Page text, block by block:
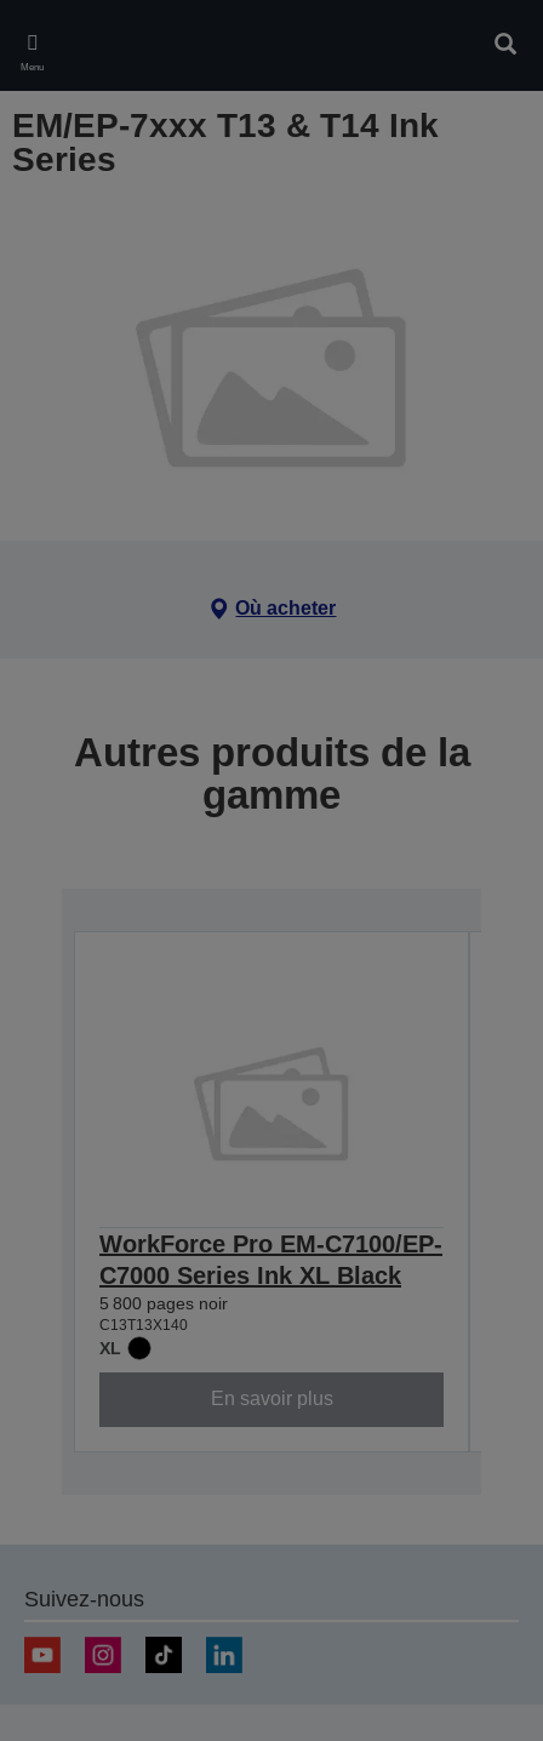
main
content
Menu
EM/EP-7xxx T13 & T14 Ink
Series
Où acheter
Autres produits de la
gamme
WorkForce Pro EM-C7100/EP-
C7000 Series Ink XL Black
5 800 pages noir
C13T13X140
XL
En savoir plus
Suivez-nous